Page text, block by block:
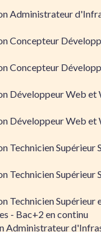
Administrateur
Concepteur
Concepteur
Développeur Web
Développeur Web
Technicien Supérieur
Technicien Supérieur
Technicien Supérieur
- Bac+2 en continu
Administrateur